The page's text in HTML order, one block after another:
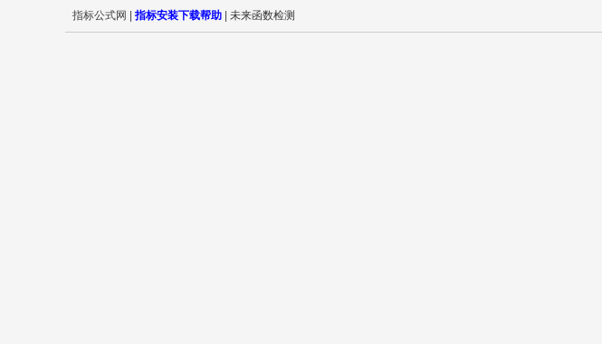
指标公式网 | 指标安装下载帮助 未来函数检测